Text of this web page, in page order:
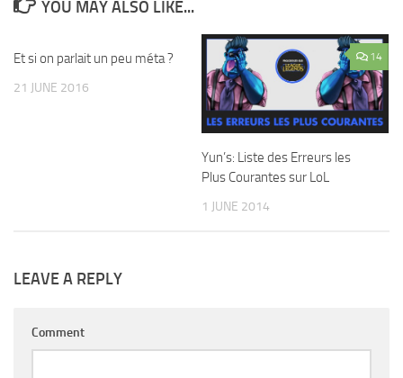
YOU MAY ALSO LIKE...
Et si on parlait un peu méta ?
21 JUNE 2016
14
Yun’s: Liste des Erreurs les
Plus Courantes sur LoL
1 JUNE 2014
LEAVE A REPLY
Comment